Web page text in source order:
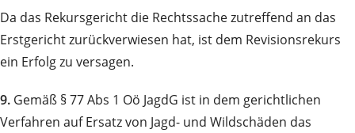
Da das Rekursgericht die Rechtssache zutreffend an das
Erstgericht zurückverwiesen hat, ist dem Revisionsrekurs
ein Erfolg zu versagen.
9. Gemäß § 77 Abs 1 Oö JagdG ist in dem gerichtlichen
Verfahren auf Ersatz von Jagd- und Wildschäden das